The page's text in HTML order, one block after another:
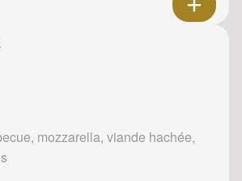
mozzarella, viande hachée,